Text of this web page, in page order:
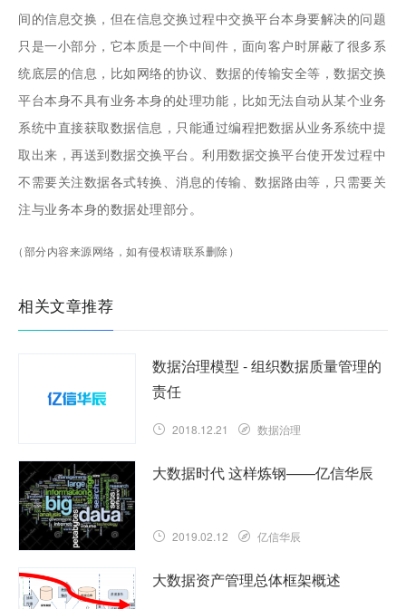
间的信息交换，但在信息交换过程中交换平台本身要解决的问题
只是一小部分，它本质是一个中间件，面向客户时屏蔽了很多系
统底层的信息，比如网络的协议、数据的传输安全等，数据交换
平台本身不具有业务本身的处理功能，比如无法自动从某个业务
系统中直接获取数据信息，只能通过编程把数据从业务系统中提
取出来，再送到数据交换平台。利用数据交换平台使开发过程中
不需要关注数据各式转换、消息的传输、数据路由等，只需要关
注与业务本身的数据处理部分。
（部分内容来源网络，如有侵权请联系删除）
相关文章推荐
数据治理模型 - 组织数据质量管理的
责任
2018.12.21 数据治理
大数据时代 这样炼钢——亿信华辰
2019.02.12 亿信华辰
大数据资产管理总体框架概述